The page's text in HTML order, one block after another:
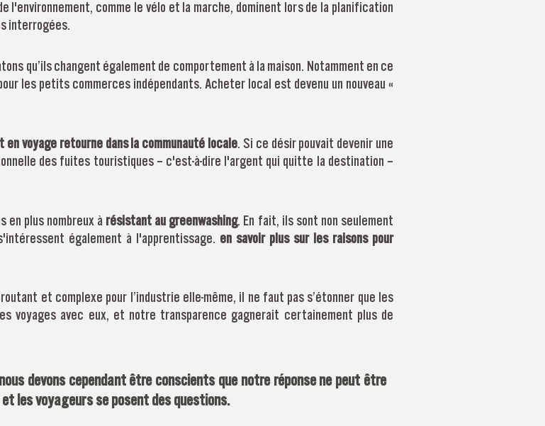
comme le vélo et la marche, dominent lors de la planification
interrogées.
qu’ils changent également de comportement à la maison. Notamment en ce
les petits commerces indépendants. Acheter local est devenu un nouveau «
voyage retourne dans la communauté locale. Si ce désir pouvait devenir une
des fuites touristiques – c'est-à-dire l'argent qui quitte la destination –
plus nombreux à résistant au greenwashing. En fait, ils sont non seulement
également à l'apprentissage. en savoir plus sur les raisons pour
et complexe pour l’industrie elle-même, il ne faut pas s’étonner que les
voyages avec eux, et notre transparence gagnerait certainement plus de
devons cependant être conscients que notre réponse ne peut être
les voyageurs se posent des questions.